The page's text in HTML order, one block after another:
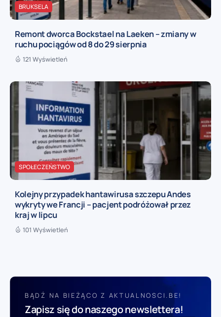
BRUKSELA
Remont dworca Bockstael na Laeken – zmiany w
ruchu pociągów od 8 do 29 sierpnia
121 Wyświetleń
SPOŁECZEŃSTWO
Kolejny przypadek hantawirusa szczepu Andes
wykryty we Francji – pacjent podróżował przez
kraj w lipcu
101 Wyświetleń
BĄDŹ NA BIEŻĄCO Z AKTUALNOSCI.BE!
Zapisz się do naszego newslettera!